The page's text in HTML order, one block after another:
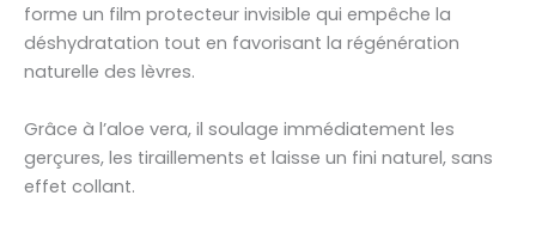
forme un film protecteur invisible qui empêche la
déshydratation tout en favorisant la régénération
naturelle des lèvres.
Grâce à l’aloe vera, il soulage immédiatement les
gerçures, les tiraillements et laisse un fini naturel, sans
effet collant.